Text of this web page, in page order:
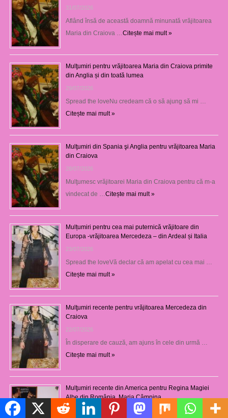
31/07/2026
Aflând însă de această doamnă minunată vrăjitoarea
Maria din Craiova …Citește mai mult »
Mulţumiri pentru vrăjitoarea Maria din Craiova primite
din Anglia și din toată lumea
29/07/2026
Spread the loveNu credeam că o să ajung să mi …
Citește mai mult »
Mulţumiri din Spania şi Anglia pentru vrăjitoarea Maria
din Craiova
28/07/2026
Mulţumesc vrăjitoarei Maria din Craiova pentru că m-a
vindecat de …Citește mai mult »
Mulțumiri pentru cea mai puternică vrăjitoare din
Europa -vrăjitoarea Mercedeza – din Ardeal și Italia
23/07/2026
Spread the loveVă declar că am apelat cu cea mai …
Citește mai mult »
Mulţumiri recente pentru vrăjitoarea Mercedeza din
Craiova
22/07/2026
În disperare de cauză, am ajuns în cele din urmă …
Citește mai mult »
Mulţumiri recente din America pentru Regina Magiei
Albe din România, Maria Câmpina
23/08/2025 Politică de cookie-uri